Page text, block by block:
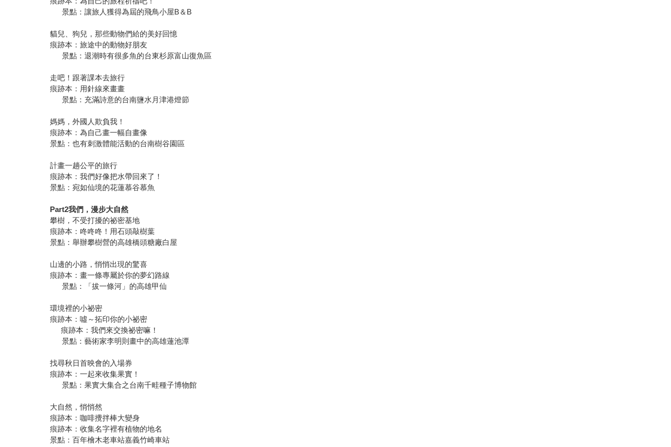
景點：讓旅人獲得為屆的飛鳥小屋B＆B
貓兒、狗兒，那些動物們給的美好回憶
痕跡本：旅途中的動物好朋友
景點：退潮時有很多魚的台東杉原富山復魚區
走吧！跟著課本去旅行
痕跡本：用針線來畫畫
景點：充滿詩意的台南鹽水月津港燈節
媽媽，外國人欺負我！
痕跡本：為自己畫一幅自畫像
景點：也有刺激體能活動的台南樹谷園區
計畫一趟公平的旅行
痕跡本：我們好像把水帶回來了！
景點：宛如仙境的花蓮慕谷慕魚
Part2我們，漫步大自然
攀樹，不受打擾的祕密基地
痕跡本：咚咚咚！用石頭敲樹葉
景點：舉辦攀樹營的高雄橋頭糖廠白屋
山邊的小路，悄悄出現的驚喜
痕跡本：畫一條專屬於你的夢幻路線
景點：「拔一條河」的高雄甲仙
環境裡的小祕密
痕跡本：噓～拓印你的小祕密
痕跡本：我們來交換祕密嘛！
景點：藝術家李明則畫中的高雄蓮池潭
找尋秋日首映會的入場券
痕跡本：一起來收集果實！
景點：果實大集合之台南千畦種子博物館
大自然，悄悄然
痕跡本：咖啡攪拌棒大變身
痕跡本：收集名字裡有植物的地名
景點：百年檜木老車站嘉義竹崎車站